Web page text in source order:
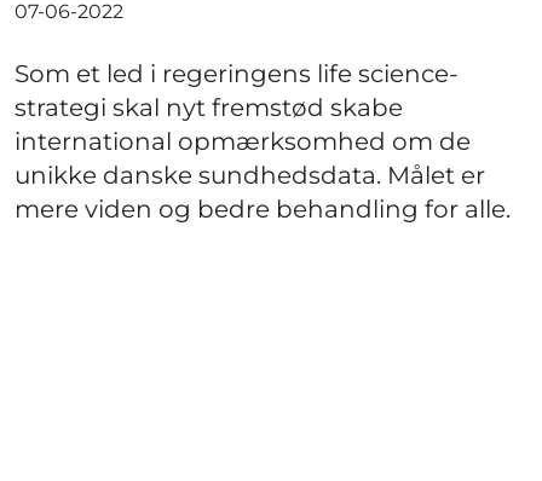
07-06-2022
Som et led i regeringens life science-
strategi skal nyt fremstød skabe
international opmærksomhed om de
unikke danske sundhedsdata. Målet er
mere viden og bedre behandling for alle.